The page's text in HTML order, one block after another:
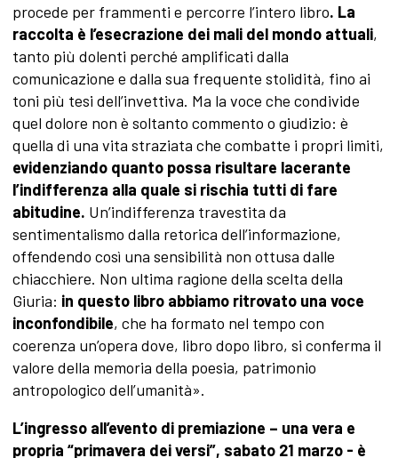
procede per frammenti e percorre l’intero libro. La
raccolta è l’esecrazione dei mali del mondo attuali,
tanto più dolenti perché amplificati dalla
comunicazione e dalla sua frequente stolidità, fino ai
toni più tesi dell’invettiva. Ma la voce che condivide
quel dolore non è soltanto commento o giudizio: è
quella di una vita straziata che combatte i propri limiti,
evidenziando quanto possa risultare lacerante
l’indifferenza alla quale si rischia tutti di fare
abitudine. Un’indifferenza travestita da
sentimentalismo dalla retorica dell’informazione,
offendendo così una sensibilità non ottusa dalle
chiacchiere. Non ultima ragione della scelta della
Giuria: in questo libro abbiamo ritrovato una voce
inconfondibile, che ha formato nel tempo con
coerenza un’opera dove, libro dopo libro, si conferma il
valore della memoria della poesia, patrimonio
antropologico dell’umanità».
L’ingresso all’evento di premiazione – una vera e
propria “primavera dei versi”, sabato 21 marzo - è